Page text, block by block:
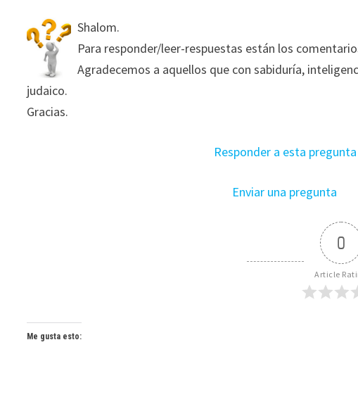
Shalom.
Para responder/leer-respuestas están los
Agradecemos a aquellos que con sabiduría,
judaico.
Gracias.
Responder a esta pregunta
Enviar una pregunta
0
Article
Me gusta esto: